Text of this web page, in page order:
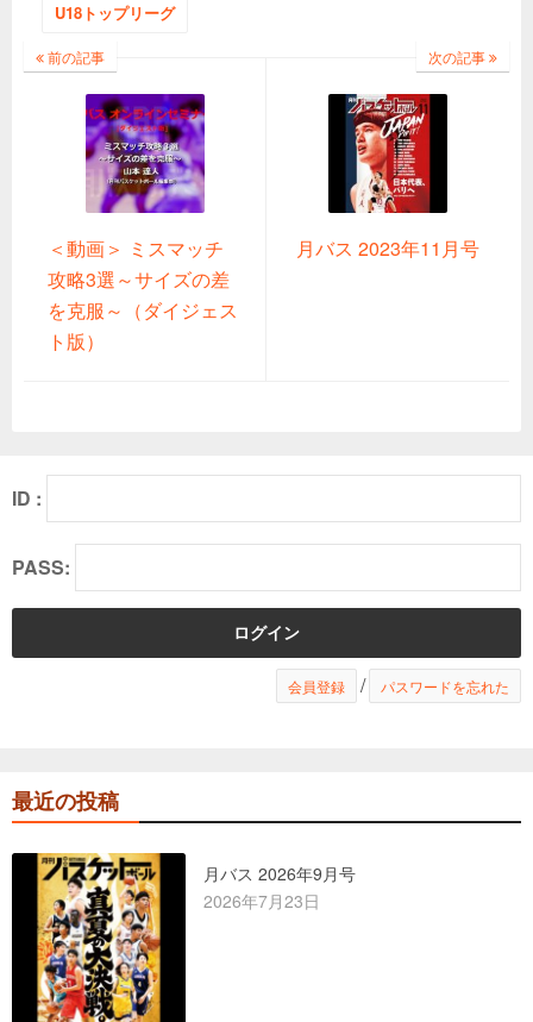
U18トップリーグ
前の記事
＜動画＞ ミスマッチ
攻略3選～サイズの差
を克服～（ダイジェス
ト版）
次の記事
月バス 2023年11月号
ID :
PASS:
会員登録 / パスワードを忘れた
最近の投稿
月バス 2026年9月号
2026年7月23日